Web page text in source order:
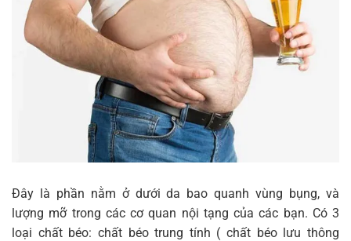
Đây là phần nằm ở dưới da bao quanh vùng bụng, và
lượng mỡ trong các cơ quan nội tạng của các bạn. Có 3
loại chất béo: chất béo trung tính ( chất béo lưu thông